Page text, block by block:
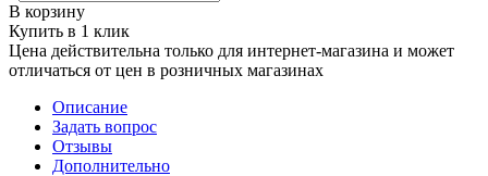
В корзину
Купить в 1 клик
Цена действительна только для интернет-магазина и может
отличаться от цен в розничных магазинах
Описание
Задать вопрос
Отзывы
Дополнительно